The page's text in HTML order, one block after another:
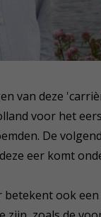
van deze
voor het
De
eer komt
ook